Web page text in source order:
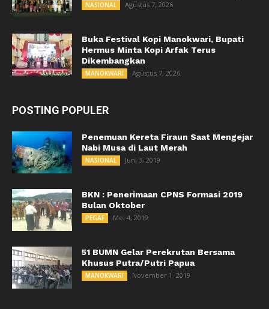
NASIONAL Agustus 7, 2026
Buka Festival Kopi Manokwari, Bupati
Hermus Minta Kopi Arfak Terus
Dikembangkan
MANOKWARI Agustus 7, 2026
POSTING POPULER
Penemuan Kereta Firaun Saat Mengejar
Nabi Musa di Laut Merah
NASIONAL Juni 3, 2019
BKN : Penerimaan CPNS Formasi 2019
Bulan Oktober
PEGAF Mei 4, 2019
51 BUMN Gelar Perekrutan Bersama
Khusus Putra/Putri Papua
MANOKWARI November 1, 2019